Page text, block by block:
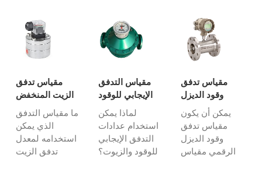
الموجبة مناسبة
بشكل عام لقياس
انخفاض ...
في خطوط
الأنابيب أو أنظمة
النقل الأخرى.
التدفق عن طريق
الزيت. لديها دقة
عالية وأداء قياس
موثوق ؛ نسميها
مقياس تدفق
الزيت المنخفض
ما مقياس التدفق
الذي يمكن
استخدامه لمعدل
تدفق الزيت
مقياس التدفق
الإيجابي للوقود
والزيوت
لماذا يمكن
استخدام عدادات
التدفق الإيجابي
للوقود والزيوت؟
مقياس تدفق
وقود الديزل
الرقمي
يمكن أن يكون
مقياس تدفق
وقود الديزل
الرقمي مقياس